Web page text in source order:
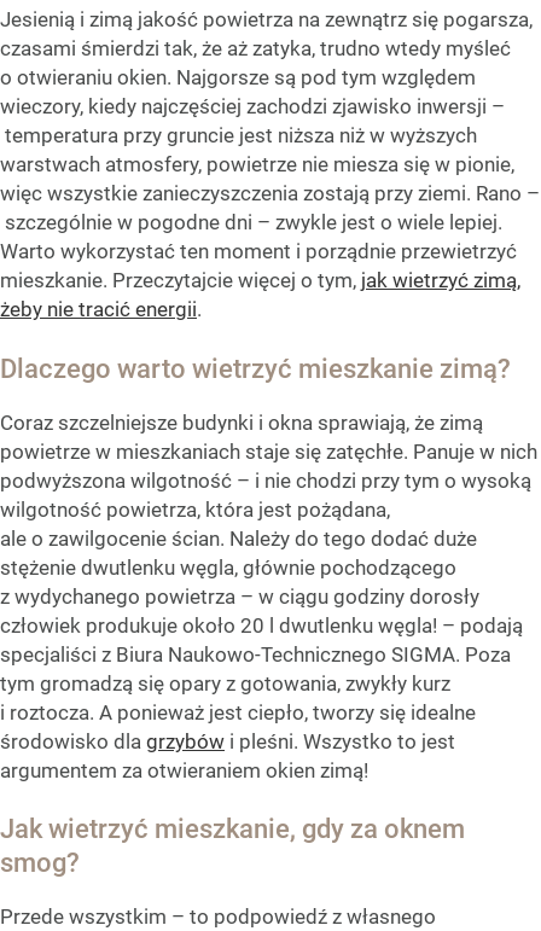
Jesienią i zimą jakość powietrza na zewnątrz się pogarsza,
czasami śmierdzi tak, że aż zatyka, trudno wtedy myśleć
o otwieraniu okien. Najgorsze są pod tym względem
wieczory, kiedy najczęściej zachodzi zjawisko inwersji –
temperatura przy gruncie jest niższa niż w wyższych
warstwach atmosfery, powietrze nie miesza się w pionie,
więc wszystkie zanieczyszczenia zostają przy ziemi. Rano –
szczególnie w pogodne dni – zwykle jest o wiele lepiej.
Warto wykorzystać ten moment i porządnie przewietrzyć
mieszkanie. Przeczytajcie więcej o tym, jak wietrzyć zimą,
żeby nie tracić energii.
Dlaczego warto wietrzyć mieszkanie zimą?
Coraz szczelniejsze budynki i okna sprawiają, że zimą
powietrze w mieszkaniach staje się zatęchłe. Panuje w nich
podwyższona wilgotność – i nie chodzi przy tym o wysoką
wilgotność powietrza, która jest pożądana,
ale o zawilgocenie ścian. Należy do tego dodać duże
stężenie dwutlenku węgla, głównie pochodzącego
z wydychanego powietrza – w ciągu godziny dorosły
człowiek produkuje około 20 l dwutlenku węgla! – podają
specjaliści z Biura Naukowo-Technicznego SIGMA. Poza
tym gromadzą się opary z gotowania, zwykły kurz
i roztocza. A ponieważ jest ciepło, tworzy się idealne
środowisko dla grzybów i pleśni. Wszystko to jest
argumentem za otwieraniem okien zimą!
Jak wietrzyć mieszkanie, gdy za oknem
smog?
Przede wszystkim – to podpowiedź z własnego